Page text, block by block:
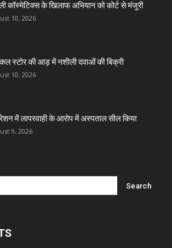
कॉस्मेटिक्स के खिलाफ अभियान को कोर्ट से मंजूरी
10, 2026
स्टोर की आड़ में नशीली दवाओं की बिक्री
10, 2026
में लापरवाही के आरोप में अस्पताल सील किया
9, 2026